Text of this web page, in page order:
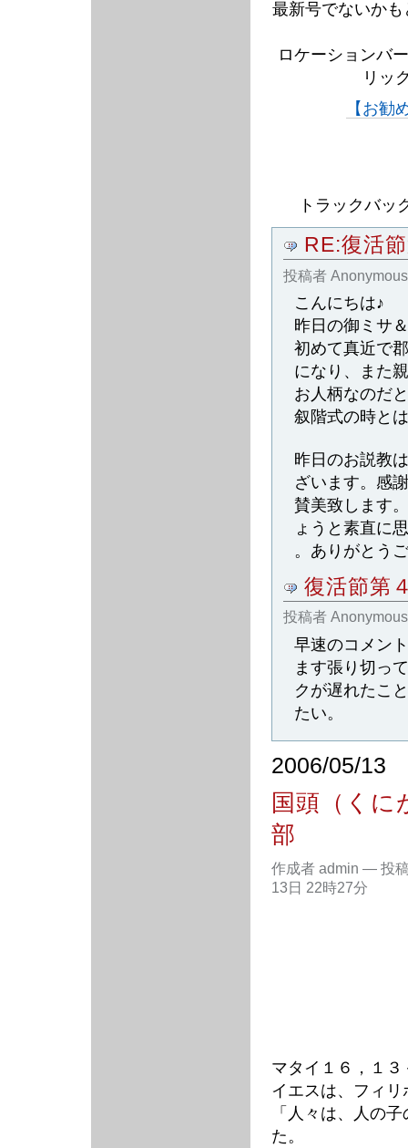
最新号でないか
ロケーションバ
リッ
【お勧
トラックバッ
RE:復活
投稿者
こんにちは♪
昨日の御ミサ
初めて真近で
になり、また
お人柄なのだ
叙階式の時と
昨日のお説教
ざいます。感
賛美致します
ょうと素直に
。ありがとう
復活節第
投稿者
早速のコメン
ます張り切っ
クが遅れたこ
たい。
2006/05/13
国頭（くに
部
作成者 admin —投
13日 22時27分
マタイ１６，１３
イエスは、フィ
「人々は、人の
た。